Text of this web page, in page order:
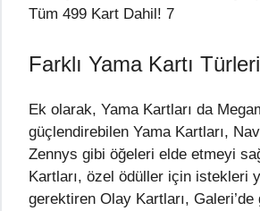
Farklı Yama Kartı Türleri
Ek olarak, Yama Kartları da
güçlendirebilen Yama Kartları,
Zennys gibi öğeleri elde etmeyi
Kartları, özel ödüller için istekleri
gerektiren Olay Kartları,